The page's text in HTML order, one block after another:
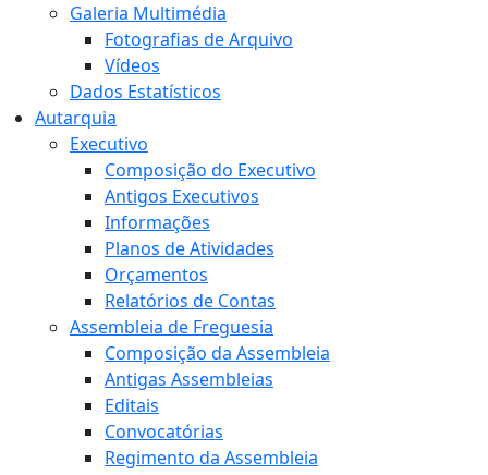
Galeria Multimédia
Fotografias de Arquivo
Vídeos
Dados Estatísticos
Autarquia
Executivo
Composição do Executivo
Antigos Executivos
Informações
Planos de Atividades
Orçamentos
Relatórios de Contas
Assembleia de Freguesia
Composição da Assembleia
Antigas Assembleias
Editais
Convocatórias
Regimento da Assembleia